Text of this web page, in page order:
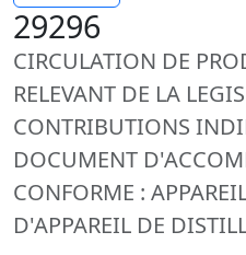
29296
CIRCULATION DE
RELEVANT DE LA
CONTRIBUTIONS
DOCUMENT
CONFORME :
D'APPAREIL DE